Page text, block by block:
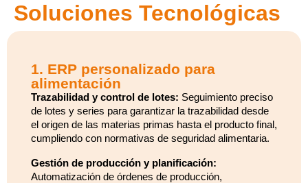
Soluciones Tecnológicas
1. ERP personalizado para
alimentación
Trazabilidad y control de lotes: Seguimiento preciso
de lotes y series para garantizar la trazabilidad desde
el origen de las materias primas hasta el producto final,
cumpliendo con normativas de seguridad alimentaria.
Gestión de producción y planificación:
Automatización de órdenes de producción,